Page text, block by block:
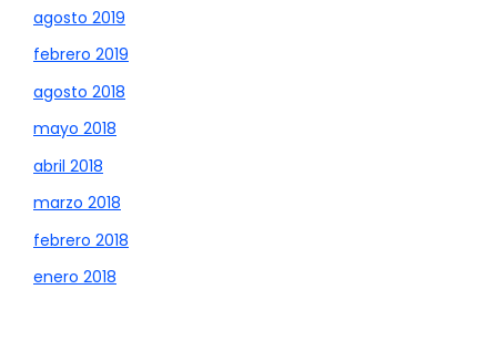
agosto 2019
febrero 2019
agosto 2018
mayo 2018
abril 2018
marzo 2018
febrero 2018
enero 2018